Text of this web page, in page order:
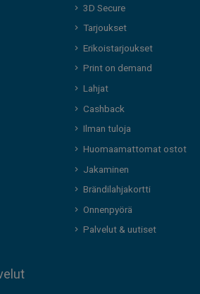
3D Secure
Tarjoukset
Erikoistarjoukset
Print on demand
Lahjat
Cashback
Ilman tuloja
Huomaamattomat ostot
Jakaminen
Brändilahjakortti
Onnenpyörä
Palvelut & uutiset